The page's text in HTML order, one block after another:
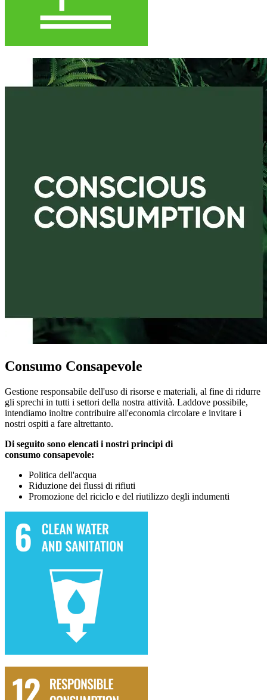
Consumo Consapevole
Gestione responsabile dell'uso di risorse e materiali, al fine di ridurre
gli sprechi in tutti i settori della nostra attività. Laddove possibile,
intendiamo inoltre contribuire all'economia circolare e invitare i
nostri ospiti a fare altrettanto.
Di seguito sono elencati i nostri principi di
consumo consapevole:
Politica dell'acqua
Riduzione dei flussi di rifiuti
Promozione del riciclo e del riutilizzo degli indumenti